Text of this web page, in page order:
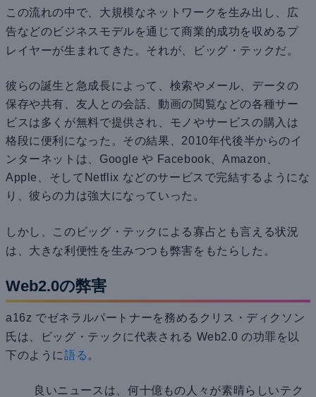
この流れの中で、大規模なネットワークを生み出し、広
告などのビジネスモデルを通じて商業的成功を収めるプ
レイヤーが生まれてきた。それが、ビッグ・テックだ。
彼らの誕生と急成長によって、検索やメール、データの
保存や共有、友人との会話、動画の閲覧などの各種サー
ビスは多くが無料で提供され、モノやサービスの購入は
格段に便利になった。その結果、2010年代後半からのイ
ンターネットは、Google や Facebook、Amazon、
Apple、そしてNetflix などのサービスで完結するようにな
り、彼らの力は強大になっていった。
しかし、このビッグ・テックによる寡占とも言える状況
は、大きな利便性を生みつつも弊害をもたらした。
Web2.0の弊害
a16z でゼネラルパートナーを務めるクリス・ディクソン
氏は、
ビッグ・テックに代表される Web2.0 の功罪を以
下のように語る 。
良いニュースは、何十億もの人々が素晴らしいテク